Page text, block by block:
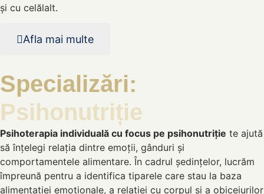
și cu celălalt.
Afla mai multe
Specializări:
Psihonutriție
Psihoterapia individuală cu focus pe psihonutriție te ajută
să înțelegi relația dintre emoții, gânduri și
comportamentele alimentare. În cadrul ședințelor, lucrăm
împreună pentru a identifica tiparele care stau la baza
alimentației emoționale, a relației cu corpul și a obiceiurilor